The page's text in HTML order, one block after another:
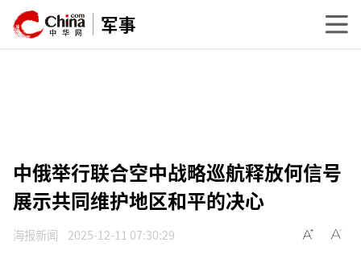
军事
中俄举行联合空中战略巡航释放何信号
展示共同维护地区和平的决心
海报新闻 2025-12-11 07:30:29